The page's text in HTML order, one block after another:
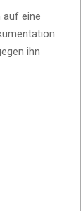
auf eine
ihn